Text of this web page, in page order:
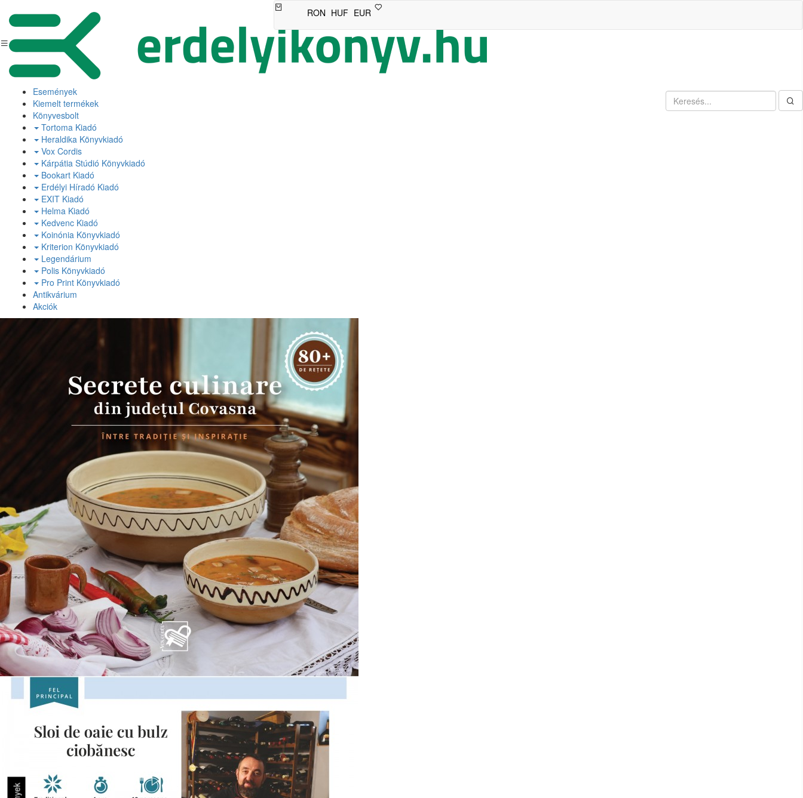
RON HUF EUR
Események
Kiemelt termékek
Könyvesbolt
Tortoma Kiadó
Heraldika Könyvkiadó
Vox Cordis
Kárpátia Stúdió Könyvkiadó
Bookart Kiadó
Erdélyi Híradó Kiadó
EXIT Kiadó
Helma Kiadó
Kedvenc Kiadó
Koinónia Könyvkiadó
Kriterion Könyvkiadó
Legendárium
Polis Könyvkiadó
Pro Print Könyvkiadó
Antikvárium
Akciók